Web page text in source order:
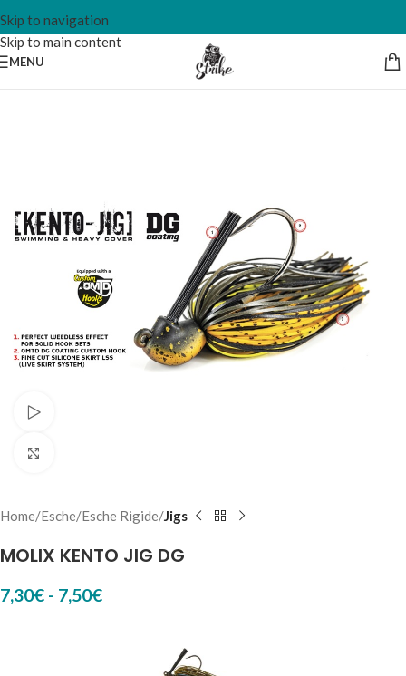
Skip to navigation
Skip to main content
MENU
Home Esche Esche Rigide Jigs
MOLIX KENTO JIG DG
7,30€ - 7,50€